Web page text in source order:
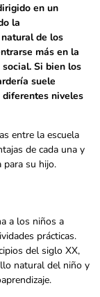
en un
la
de los
más en la
Si bien los
suele
diferentes niveles
entre la escuela
de cada una y
para su hijo.
a los niños a
prácticas.
del siglo XX,
natural del niño y